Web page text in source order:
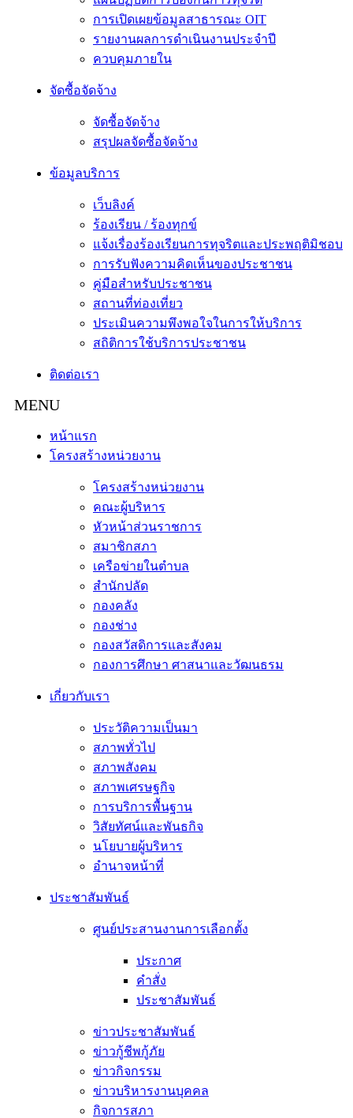
การเปิดเผยข้อมูลสาธารณะ OIT
รายงานผลการดำเนินงานประจำปี
ควบคุมภายใน
จัดซื้อจัดจ้าง
จัดซื้อจัดจ้าง
สรุปผลจัดซื้อจัดจ้าง
ข้อมูลบริการ
เว็บลิงค์
ร้องเรียน / ร้องทุกข์
แจ้งเรื่องร้องเรียนการทุจริตและประพฤติมิชอบ
การรับฟังความคิดเห็นของประชาชน
คู่มือสำหรับประชาชน
สถานที่ท่องเที่ยว
ประเมินความพึงพอใจในการให้บริการ
สถิติการใช้บริการประชาชน
ติดต่อเรา
หน้าแรก
โครงสร้างหน่วยงาน
โครงสร้างหน่วยงาน
คณะผู้บริหาร
หัวหน้าส่วนราชการ
สมาชิกสภา
เครือข่ายในตำบล
สำนักปลัด
กองคลัง
กองช่าง
กองสวัสดิการและสังคม
กองการศึกษา ศาสนาและวัฒนธรม
เกี่ยวกับเรา
ประวัติความเป็นมา
สภาพทั่วไป
สภาพสังคม
สภาพเศรษฐกิจ
การบริการพื้นฐาน
วิสัยทัศน์และพันธกิจ
นโยบายผู้บริหาร
อํานาจหน้าที่
ประชาสัมพันธ์
ศูนย์ประสานงานการเลือกตั้ง
ประกาศ
คำสั่ง
ประชาสัมพันธ์
ข่าวประชาสัมพันธ์
ข่าวกู้ชีพกู้ภัย
ข่าวกิจกรรม
ข่าวบริหารงานบุคคล
กิจการสภา